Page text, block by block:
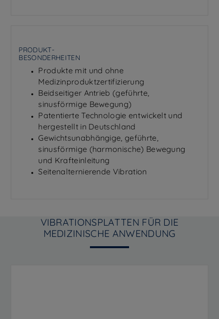
PRODUKT-
BESONDERHEITEN
Produkte mit und ohne
Medizinproduktzertifizierung
Beidseitiger Antrieb (geführte,
sinusförmige Bewegung)
Patentierte Technologie entwickelt und
hergestellt in Deutschland
Gewichtsunabhängige, geführte,
sinusförmige (harmonische) Bewegung
und Krafteinleitung
Seitenalternierende Vibration
VIBRATIONSPLATTEN FÜR DIE
MEDIZINISCHE ANWENDUNG